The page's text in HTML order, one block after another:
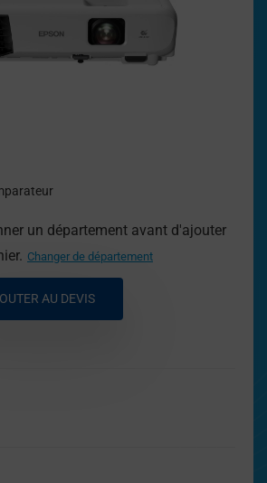
un département avant d'ajouter
Changer de département
AU DEVIS